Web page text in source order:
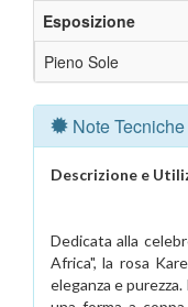
Esposizione
Pieno Sole
Note
Descrizione e
Dedicata alla
Africa", la rosa
eleganza e